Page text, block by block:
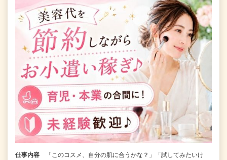
仕事内容
「このコスメ、自分の肌に合うかな？」「試してみたいけ